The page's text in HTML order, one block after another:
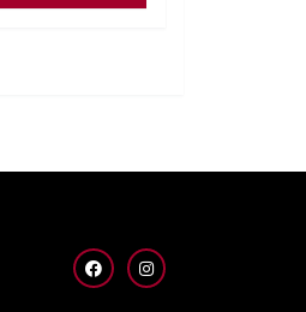
FACEBOOKINSTAGRAM